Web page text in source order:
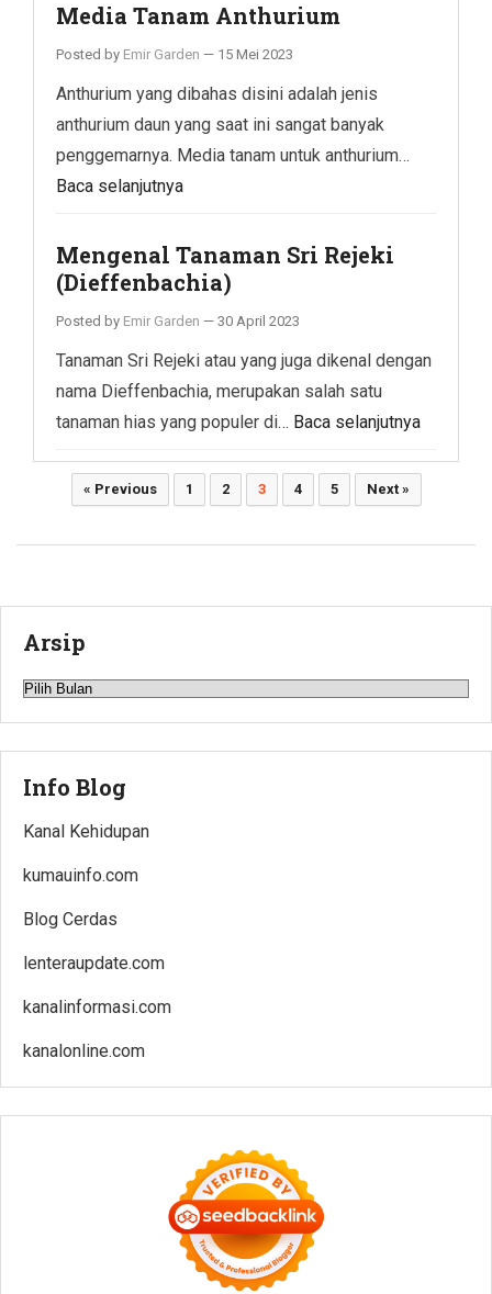
Media Tanam Anthurium
Posted by Emir Garden — 15 Mei 2023
Anthurium yang dibahas disini adalah jenis
anthurium daun yang saat ini sangat banyak
penggemarnya. Media tanam untuk anthurium…
Baca selanjutnya
Mengenal Tanaman Sri Rejeki
(Dieffenbachia)
Posted by Emir Garden — 30 April 2023
Tanaman Sri Rejeki atau yang juga dikenal dengan
nama Dieffenbachia, merupakan salah satu
tanaman hias yang populer di… Baca selanjutnya
Paginasi« Previous 1 2 3 4 5 Next »
Arsip
Arsip
Info Blog
Kanal Kehidupan
kumauinfo.com
Blog Cerdas
lenteraupdate.com
kanalinformasi.com
kanalonline.com